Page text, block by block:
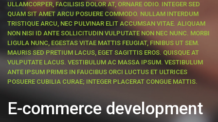
ULLAMCORPER, FACILISIS DOLOR AT, ORNARE ODIO. INTEGER SED
QUAM SIT AMET ARCU POSUERE COMMODO. NULLAM INTERDUM
TRISTIQUE ARCU, NEC PULVINAR ELIT ACCUMSAN VITAE. ALIQUAM
NON NISI ID ANTE SOLLICITUDIN VULPUTATE NON NEC NUNC. MORBI
LIGULA NUNC, EGESTAS VITAE MATTIS FEUGIAT, FINIBUS UT SEM.
MAURIS SED PRETIUM LACUS, EGET SAGITTIS EROS. QUISQUE AT
VULPUTATE LACUS. VESTIBULUM AC MASSA IPSUM. VESTIBULUM
ANTE IPSUM PRIMIS IN FAUCIBUS ORCI LUCTUS ET ULTRICES
POSUERE CUBILIA CURAE; INTEGER PLACERAT CONGUE MATTIS.
E-commerce development